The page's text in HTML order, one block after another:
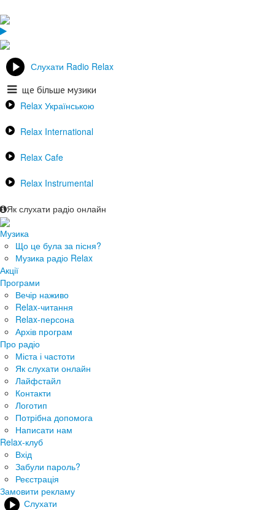
Слухати Radio Relax
ще більше музики
Relax Українською
Relax International
Relax Cafe
Relax Instrumental
Як слухати радіо онлайн
Музика
Що це була за пісня?
Музика радіо Relax
Акції
Програми
Вечір наживо
Relax-читання
Relax-персона
Архів програм
Про радіо
Міста і частоти
Як слухати онлайн
Лайфстайл
Контакти
Логотип
Потрібна допомога
Написати нам
Relax-клуб
Вхід
Забули пароль?
Реєстрація
Замовити рекламу
Слухати